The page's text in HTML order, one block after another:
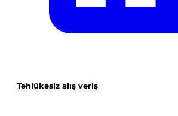
Təhlükəsiz alış veriş